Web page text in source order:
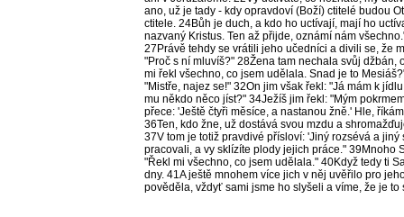
ano, už je tady - kdy opravdoví (Boží) ctitelé budou
ctitele. 24Bůh je duch, a kdo ho uctívají, mají ho
nazvaný Kristus. Ten až přijde, oznámí nám
27Právě tehdy se vrátili jeho učedníci a divili se, že
"Proč s ní mluvíš?" 28Žena tam nechala svůj
mi řekl všechno, co jsem udělala. Snad je to
"Mistře, najez se!" 32On jim však řekl: "Já mám k
mu někdo něco jíst?" 34Ježíš jim řekl: "Mým
přece: 'Ještě čtyři měsíce, a nastanou žně.' Hle,
36Ten, kdo žne, už dostává svou mzdu a
37V tom je totiž pravdivé přísloví: 'Jiný rozsévá a
pracovali, a vy sklízíte plody jejich práce." 39Mnoho
"Řekl mi všechno, co jsem udělala." 40Když tedy ti
dny. 41A ještě mnohem více jich v něj uvěřilo pro
pověděla, vždyť sami jsme ho slyšeli a víme, že je to